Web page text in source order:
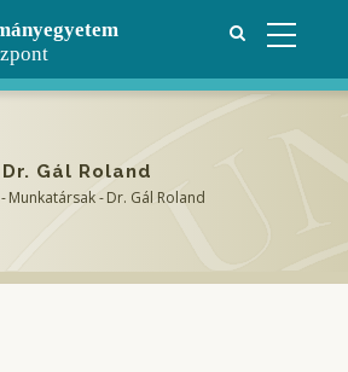
Dr. Gál Roland
-Munkatársak-Dr. Gál Roland